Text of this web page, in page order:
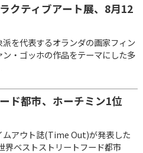
クティブアート展、8月12
を代表するオランダの画家フィン
・ゴッホの作品をテーマにした多
ド都市、ホーチミン1位
アウト誌(Time Out)が発表した
界ベストストリートフード都市